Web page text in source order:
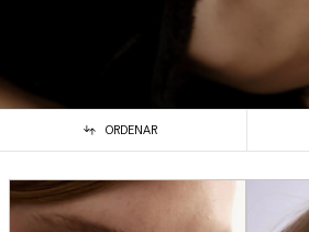
ORDENAR